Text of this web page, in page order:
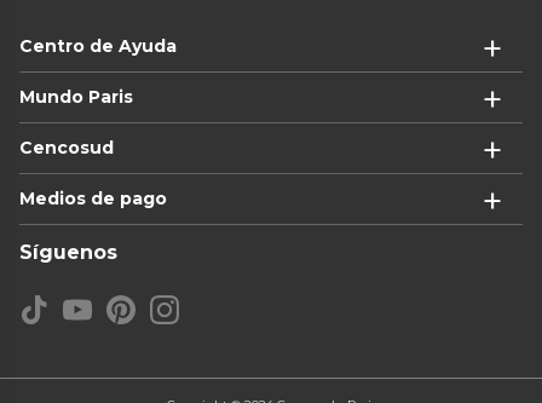
Centro de Ayuda
Mundo Paris
Cencosud
Medios de pago
Síguenos